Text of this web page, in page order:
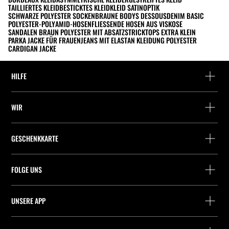
TAILLIERTES KLEIDBESTICKTES KLEIDKLEID SATINOPTIK
SCHWARZE POLYESTER SOCKENBRAUNE BODYS DESSOUSDENIM BASIC
POLYESTER-POLYAMID-HOSENFLIESSENDE HOSEN AUS VISKOSE
SANDALEN BRAUN POLYESTER MIT ABSATZSTRICKTOPS EXTRA KLEIN
PARKA JACKE FÜR FRAUENJEANS MIT ELASTAN KLEIDUNG POLYESTER
CARDIGAN JACKE
HILFE
Wo befindet sich deine Bestellung gerade?
Packstation-Finder
Präferenz-Cookies
WIR
Unternehmen
Company Profile
GESCHENKKARTE
Kauf einer Geschenkkarte
FOLGE UNS
UNSERE APP